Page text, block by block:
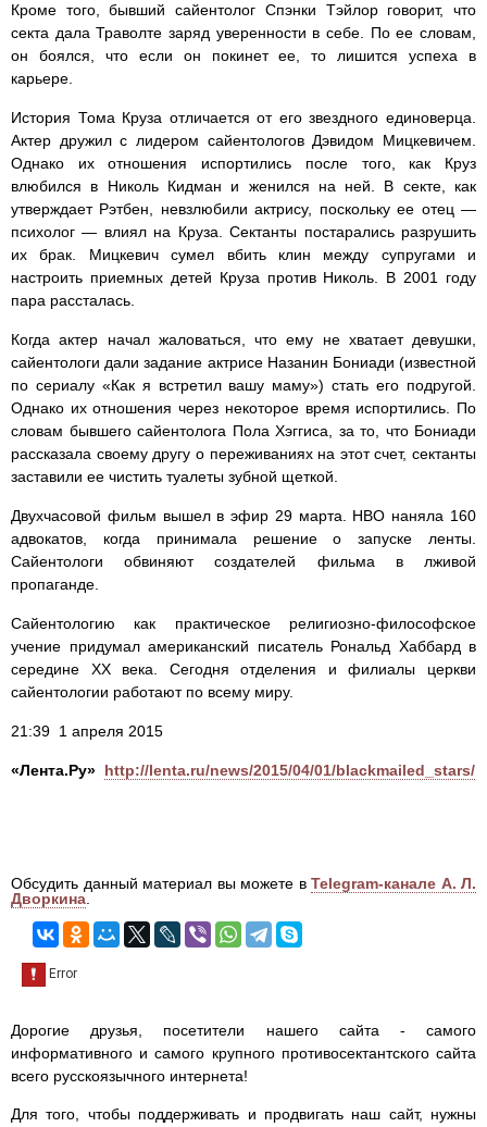
Кроме того, бывший сайентолог Спэнки Тэйлор говорит, что
секта дала Траволте заряд уверенности в себе. По ее словам,
он боялся, что если он покинет ее, то лишится успеха в
карьере.
История Тома Круза отличается от его звездного единоверца.
Актер дружил с лидером сайентологов Дэвидом Мицкевичем.
Однако их отношения испортились после того, как Круз
влюбился в Николь Кидман и женился на ней. В секте, как
утверждает Рэтбен, невзлюбили актрису, поскольку ее отец —
психолог — влиял на Круза. Сектанты постарались разрушить
их брак. Мицкевич сумел вбить клин между супругами и
настроить приемных детей Круза против Николь. В 2001 году
пара рассталась.
Когда актер начал жаловаться, что ему не хватает девушки,
сайентологи дали задание актрисе Назанин Бониади (известной
по сериалу «Как я встретил вашу маму») стать его подругой.
Однако их отношения через некоторое время испортились. По
словам бывшего сайентолога Пола Хэггиса, за то, что Бониади
рассказала своему другу о переживаниях на этот счет, сектанты
заставили ее чистить туалеты зубной щеткой.
Двухчасовой фильм вышел в эфир 29 марта. HBO наняла 160
адвокатов, когда принимала решение о запуске ленты.
Сайентологи обвиняют создателей фильма в лживой
пропаганде.
Сайентологию как практическое религиозно-философское
учение придумал американский писатель Рональд Хаббард в
середине ХХ века. Сегодня отделения и филиалы церкви
сайентологии работают по всему миру.
21:39 1 апреля 2015
«Лента.Ру» http://lenta.ru/news/2015/04/01/blackmailed_stars/
Обсудить данный материал вы можете в Telegram-канале А. Л.
Дворкина.
Дорогие друзья, посетители нашего сайта - самого
информативного и самого крупного противосектантского сайта
всего русскоязычного интернета!
Для того, чтобы поддерживать и продвигать наш сайт, нужны